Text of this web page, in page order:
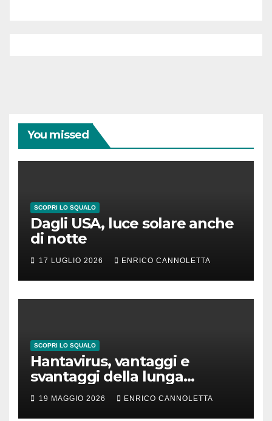
You missed
SCOPRI LO SQUALO
Dagli USA, luce solare anche
di notte
17 LUGLIO 2026 ENRICO CANNOLETTA
SCOPRI LO SQUALO
Hantavirus, vantaggi e
svantaggi della lunga
incubazione
19 MAGGIO 2026 ENRICO CANNOLETTA